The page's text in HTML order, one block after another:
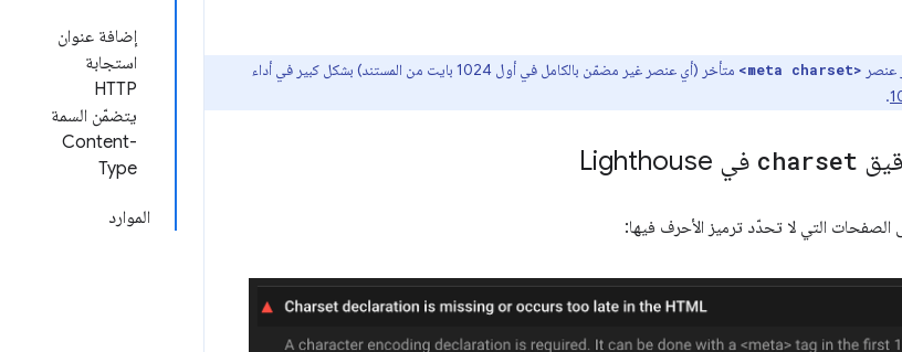
إضافة عنوان
استجابة
HTTP
يتضمّن السمة
Content-
Type
الموارد
عنصر <meta charset>
متأخر (أي عنصر غير مضمّن بالكامل في أول 1024 بايت من المستند) بشكل كبير في أداء
.
charset في Lighthouse
الصفحات التي لا تحدّد ترميز الأحرف فيها: